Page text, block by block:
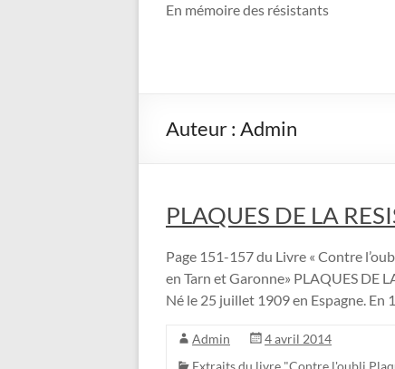
En mémoire des résistants
Auteur : Admin
PLAQUES DE LA
Page 151-157 du Livre « Contre
en Tarn et Garonne» PLAQUES DE
Né le 25 juillet 1909 en Espagne. En
Admin
4 avril 2014